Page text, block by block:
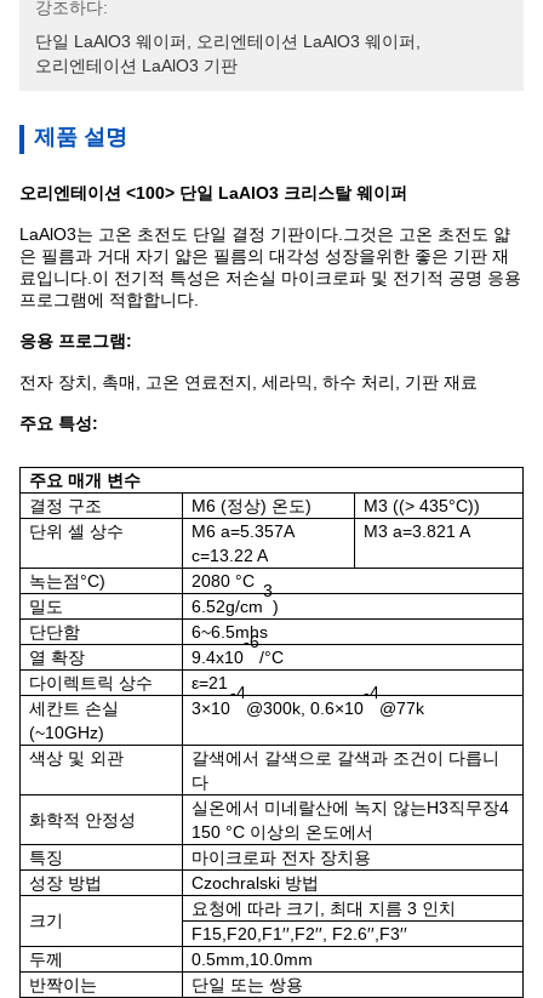
강조하다:
단일 LaAlO3 웨이퍼
오리엔테이션 LaAlO3 웨이퍼
오리엔테이션 LaAlO3 기판
제품 설명
오리엔테이션 <100> 단일 LaAlO3 크리스탈 웨이퍼
LaAlO3는 고온 초전도 단일 결정 기판이다.그것은 고온 초전도 얇
은 필름과 거대 자기 얇은 필름의 대각성 성장을위한 좋은 기판 재
료입니다.이 전기적 특성은 저손실 마이크로파 및 전기적 공명 응용
프로그램에 적합합니다.
응용 프로그램:
전자 장치, 촉매, 고온 연료전지, 세라믹, 하수 처리, 기판 재료
주요 특성:
주요 매개 변수
결정 구조
M6 (정상) 온도) M3 ((> 435°C))
단위 셀 상수
M6 a=5.357A
c=13.22 A
M3 a=3.821 A
녹는점°C) 2080 °C
밀도
6.52g/cm
3
)
단단함
6~6.5mhs
열 확장
9.4x10
-6
/°C
다이렉트릭 상수
ε=21
세칸트 손실
(~10GHz)
3×10
-4
@300k, 0.6×10
-4
@77k
색상 및 외관
갈색에서 갈색으로 갈색과 조건이 다릅니
다
화학적 안정성
실온에서 미네랄산에 녹지 않는H3직무장4
150 °C 이상의 온도에서
특징
마이크로파 전자 장치용
성장 방법
Czochralski 방법
크기
요청에 따라 크기, 최대 지름 3 인치
F15 F20 F1′′ F2′′, F2.6′′ F3′′
두께
0.5mm,10.0mm
반짝이는
단일 또는 쌍용